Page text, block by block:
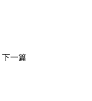
下一篇